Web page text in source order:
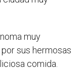
muy
sus hermosas
comida.